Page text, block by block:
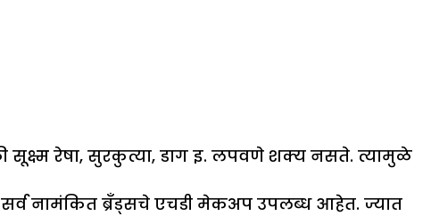
सूक्ष्म रेषा, सुरकुत्या, डाग इ. लपवणे शक्य नसते. त्यामुळे
नामंकित ब्रँड्सचे एचडी मेकअप उपलब्ध आहेत. ज्यात